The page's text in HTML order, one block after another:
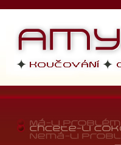
AMYPLUS
profesní
životní styl